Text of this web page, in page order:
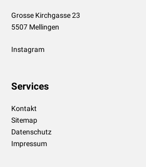
Grosse Kirchgasse 23
5507 Mellingen
Instagram
Services
Kontakt
Sitemap
Datenschutz
Impressum